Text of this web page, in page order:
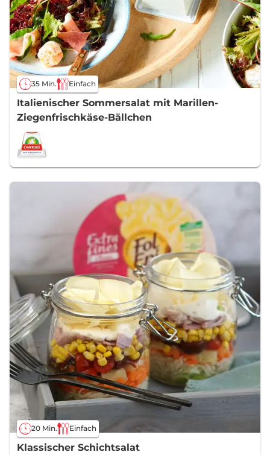
35 Min. Einfach
Italienischer Sommersalat mit Marillen-
Ziegenfrischkäse-Bällchen
20 Min. Einfach
Klassischer Schichtsalat